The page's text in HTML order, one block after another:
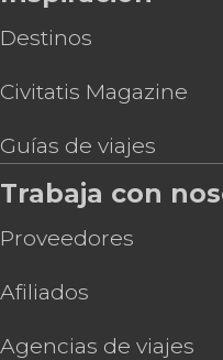
Destinos
Civitatis Magazine
Guías de viajes
Trabaja con
Proveedores
Afiliados
Agencias de viajes